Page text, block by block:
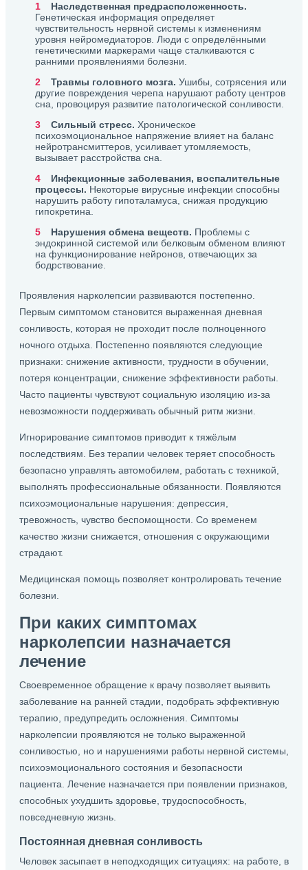
Наследственная предрасположенность.
Генетическая информация определяет
чувствительность нервной системы к изменениям
уровня нейромедиаторов. Люди с определёнными
генетическими маркерами чаще сталкиваются с
ранними проявлениями болезни.
Травмы головного мозга. Ушибы, сотрясения или
другие повреждения черепа нарушают работу центров
сна, провоцируя развитие патологической сонливости.
Сильный стресс. Хроническое
психоэмоциональное напряжение влияет на баланс
нейротрансмиттеров, усиливает утомляемость,
вызывает расстройства сна.
Инфекционные заболевания, воспалительные
процессы. Некоторые вирусные инфекции способны
нарушить работу гипоталамуса, снижая продукцию
гипокретина.
Нарушения обмена веществ. Проблемы с
эндокринной системой или белковым обменом влияют
на функционирование нейронов, отвечающих за
бодрствование.
Проявления нарколепсии развиваются постепенно.
Первым симптомом становится выраженная дневная
сонливость, которая не проходит после полноценного
ночного отдыха. Постепенно появляются следующие
признаки: снижение активности, трудности в обучении,
потеря концентрации, снижение эффективности работы.
Часто пациенты чувствуют социальную изоляцию из-за
невозможности поддерживать обычный ритм жизни.
Игнорирование симптомов приводит к тяжёлым
последствиям. Без терапии человек теряет способность
безопасно управлять автомобилем, работать с техникой,
выполнять профессиональные обязанности. Появляются
психоэмоциональные нарушения: депрессия,
тревожность, чувство беспомощности. Со временем
качество жизни снижается, отношения с окружающими
страдают.
Медицинская помощь позволяет контролировать течение
болезни.
При каких симптомах
нарколепсии назначается
лечение
Своевременное обращение к врачу позволяет выявить
заболевание на ранней стадии, подобрать эффективную
терапию, предупредить осложнения. Симптомы
нарколепсии проявляются не только выраженной
сонливостью, но и нарушениями работы нервной системы,
психоэмоционального состояния и безопасности
пациента. Лечение назначается при появлении признаков,
способных ухудшить здоровье, трудоспособность,
повседневную жизнь.
Постоянная дневная сонливость
Человек засыпает в неподходящих ситуациях: на работе, в